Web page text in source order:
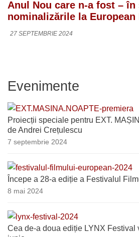
Anul Nou care n-a fost –
nominalizările la European
27 SEPTEMBRIE 2024
Evenimente
Proiecții speciale pentru EXT.
de Andrei Crețulescu
7 septembrie 2024
Începe a 28-a ediție a Festivalul
8 mai 2024
Cea de-a doua ediție LYNX Festival